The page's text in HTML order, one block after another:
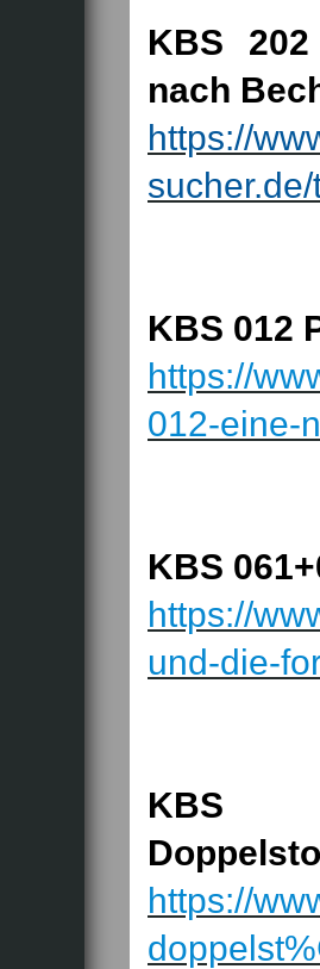
KBS
nach
https://
KBS 012
https://
012-eine-
KBS
https://
und-die-
KBS
https://